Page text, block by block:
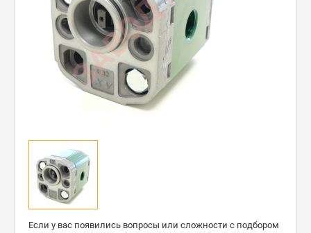
Если у вас появились вопросы или сложности с подбором